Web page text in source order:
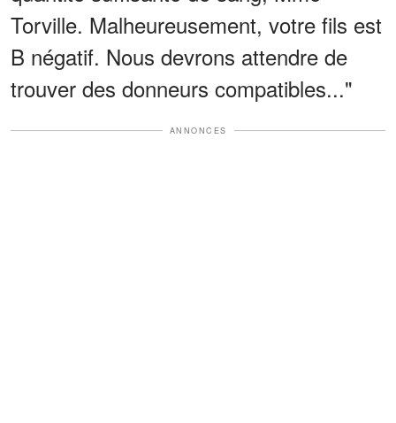
Torville. Malheureusement, votre fils est
B négatif. Nous devrons attendre de
trouver des donneurs compatibles..."
ANNONCES